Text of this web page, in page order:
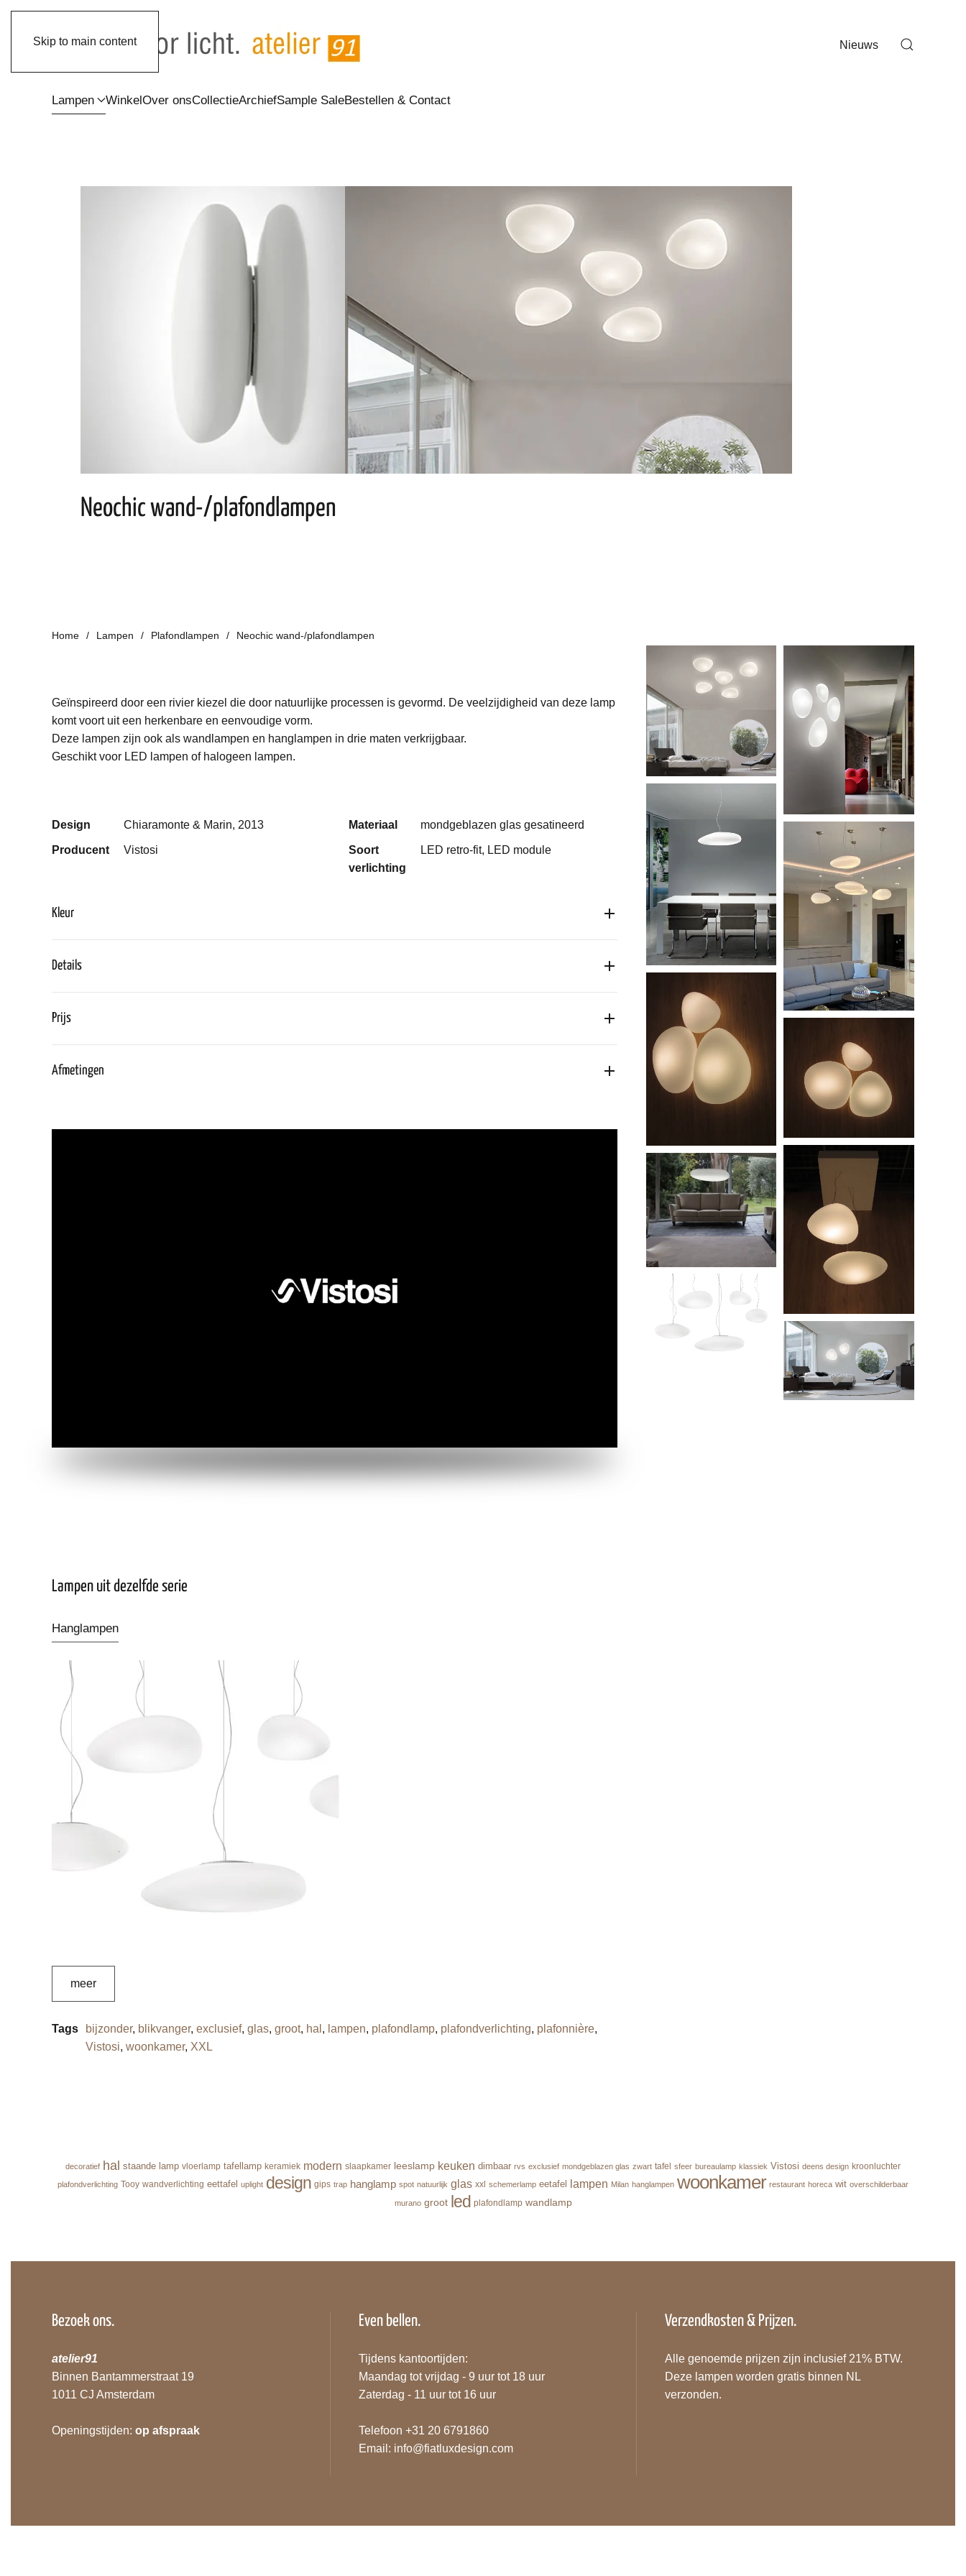
Skip to main content Nieuws
Lampen WinkelOver onsCollectieArchiefSample SaleBestellen & Contact
Neochic wand-/plafondlampen
Home Lampen Plafondlampen Neochic wand-/plafondlampen
Geïnspireerd door een rivier kiezel die door natuurlijke processen is gevormd. De veelzijdigheid van deze lamp
komt voort uit een herkenbare en eenvoudige vorm.
Deze lampen zijn ook als wandlampen en hanglampen in drie maten verkrijgbaar.
Geschikt voor LED lampen of halogeen lampen.
Design Chiaramonte & Marin, 2013
Producent Vistosi
Materiaal mondgeblazen glas gesatineerd
Soort
verlichting
LED retro-fit, LED module
Kleur
Details
Prijs
Afmetingen
Lampen uit dezelfde serie
Hanglampen
meer
Tags bijzonder, blikvanger, exclusief, glas, groot, hal , lampen, plafondlamp, plafondverlichting, plafonnière,
Vistosi, woonkamer, XXL
decoratief hal staande lamp vloerlamp tafellamp keramiek modern slaapkamer leeslamp keuken dimbaar rvs exclusief mondgeblazen glas zwart tafel sfeer bureaulamp klassiek Vistosi deens design kroonluchter
plafondverlichting Tooy wandverlichting eettafel uplight design gips trap hanglamp spot natuurlijk glas xxl schemerlamp eetafel lampen Milan hanglampen woonkamer restaurant horeca wit overschilderbaar
murano groot led plafondlamp wandlamp
Bezoek ons.
atelier91
Binnen Bantammerstraat 19
1011 CJ Amsterdam
Openingstijden:op afspraak
Even bellen.
Tijdens kantoortijden:
Maandag tot vrijdag - 9 uur tot 18 uur
Zaterdag - 11 uur tot 16 uur
Telefoon +31 20 6791860
Email: info@fiatluxdesign.com
Verzendkosten & Prijzen.
Alle genoemde prijzen zijn inclusief 21% BTW.
Deze lampen worden gratis binnen NL
verzonden.